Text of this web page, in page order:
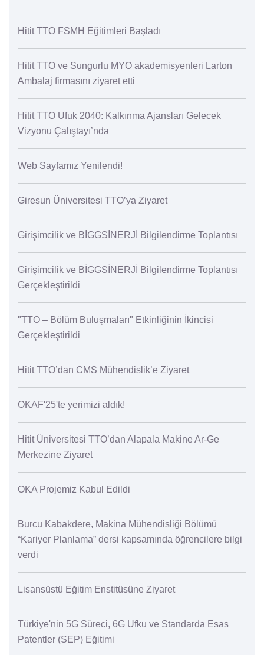
Hitit TTO FSMH Eğitimleri Başladı
Hitit TTO ve Sungurlu MYO akademisyenleri Larton
Ambalaj firmasını ziyaret etti
Hitit TTO Ufuk 2040: Kalkınma Ajansları Gelecek
Vizyonu Çalıştayı’nda
Web Sayfamız Yenilendi!
Giresun Üniversitesi TTO’ya Ziyaret
Girişimcilik ve BİGGSİNERJİ Bilgilendirme Toplantısı
Girişimcilik ve BİGGSİNERJİ Bilgilendirme Toplantısı
Gerçekleştirildi
"TTO – Bölüm Buluşmaları" Etkinliğinin İkincisi
Gerçekleştirildi
Hitit TTO’dan CMS Mühendislik’e Ziyaret
OKAF'25'te yerimizi aldık!
Hitit Üniversitesi TTO’dan Alapala Makine Ar-Ge
Merkezine Ziyaret
OKA Projemiz Kabul Edildi
Burcu Kabakdere, Makina Mühendisliği Bölümü
“Kariyer Planlama” dersi kapsamında öğrencilere bilgi
verdi
Lisansüstü Eğitim Enstitüsüne Ziyaret
Türkiye'nin 5G Süreci, 6G Ufku ve Standarda Esas
Patentler (SEP) Eğitimi